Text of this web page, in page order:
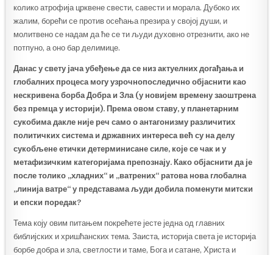
колико атрофија црквене свести, савести и морала. Дубоко их
жалим, борећи се против осећања презира у својој души, и
молитвено се надам да ће се ти људи духовно отрезнити, ако не
потпуно, а оно бар делимице.
Данас у свету јача убеђење да се низ актуелних догађања и
глобалних процеса могу узрочнопоследично објаснити као
нескривена борба Добра и Зла (у новијем времену заоштрена
без премца у историји). Према овом ставу, у планетарним
сукобима дакле није реч само о антагонизму различитих
политичких система и државних интереса већ су на делу
сукобљене етички детерминисане силе, које се чак и у
метафизичким категоријама препознају. Како објаснити да је
после толико „хладних“ и „ватрених“ ратова нова глобална
„линија ватре“ у представама људи добила поменути митски
и епски поредак?
Тема коју овим питањем покрећете јесте једна од главних
библијских и хришћанских тема. Заиста, историја света је историја
борбе добра и зла, светлости и таме, Бога и сатане, Христа и